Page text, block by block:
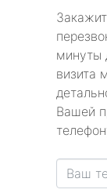
минуты
визита
Вашей